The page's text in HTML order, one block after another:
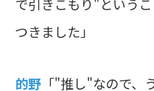
で引きこもり"という
つきました」
的野 「"推し"なので、